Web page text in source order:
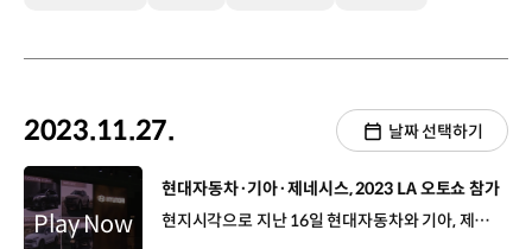
2023.11.27. 날짜 선택하기
[동영상]
현대자동차·기아·제네시스, 2023 LA 오토쇼 참가
현지시각으로 지난 16일 현대자동차와 기아, 제네시스가 미국 LA 컨벤션 센터에서 열린 ‘2023 LA 오토쇼’에 참가해 세계를 선도할 강렬한 존재감을 드러냈습니다. 먼저 현대차는 내년 상반기 북미 시장에 본격 출시할 차량들을 소개했습니다. 도심과 아웃도어 라이프를 모두 아우르는 대표 중형 SUV 디 올 뉴 싼타페와 첨단 전동화 기술을 집약한 N 브랜드 최초의 고성능 전기차 아이오닉 5 N을 북미 최초로 공개했습니다. 현대차는 이번 오토쇼를 통해 신차 4대와 양산차 23대, 코나 제이드 콘셉트와 디 올 뉴 싼타페 XRT 콘셉트 등 콘셉트카 2대, 총 29대의 차량을 전시했습니다. 이와 별도로 현대차는 2023 LA 오토쇼 현장에서 세계 최대 전자상거래 기업인 아마존과 ‘혁신적인 고객 경험 제공을 위한 업무협약’을 체결했습니다. 양사는 오는 2024년부터 미국 고객들을 대상으로 아마존 웹사이트를 통해 현대차를 판매하는 등 다방면에서 협력을 이어갈 예정입니다. 기아는 EV3 콘셉트와 EV4 콘셉트를 북미에 공개하며 새로운 전기차 라인업을 예고했습니다. EV3 콘셉트는 강인하고 기하학적 조화를 이룬 차체에 역동적인 루프라인을 더해 ‘이유 있는 즐거운 경험’을 표현했고, EV4 콘셉트는 ‘미래를 향한 혁신적 시도’를 주제로 세단에 대한 고정관념을 깨고 기아가 추구하는 차세대 전동화 세단의 방향성을 제시했습니다. 여기에 미국 시장에 2024년 상반기부터 판매될 더 뉴 쏘렌토도 함께 공개하며 미래지향적이고 다부진 SUV 디자인을 선보였습니다. 기아는 EV6 GT와 니로 HEV 등 24대의 다양한 차량들을 전시하고 이와 함께 V2H 체험존을 마련해 우수한 상품성과 뛰어난 기술 경쟁력을 알렸습니다. 한편 제네시스도 2023 LA 오토쇼 내 약 309평 규모의 부스를 열고 GV80 부분변경 모델, GV80 쿠페, GV70, GV60 등 총 9대의 차량을 전시했습니다. 모터쇼에서는 ‘2024 북미 올해의 차’ 최종 후보도 발표됐는데요. 기아의 EV9과 제네시스의 GV70 전동화 모델은 유틸리티 부문 후보에, 현대차의 아이오닉 6는 승용 부문 최종 후보에 선정됐습니다. 이처럼 현대차·기아·제네시스는 글로벌 자동차 시장 최대 격전지인 북미 시장에서 전동화 경쟁력을 인정받고 있습니다.